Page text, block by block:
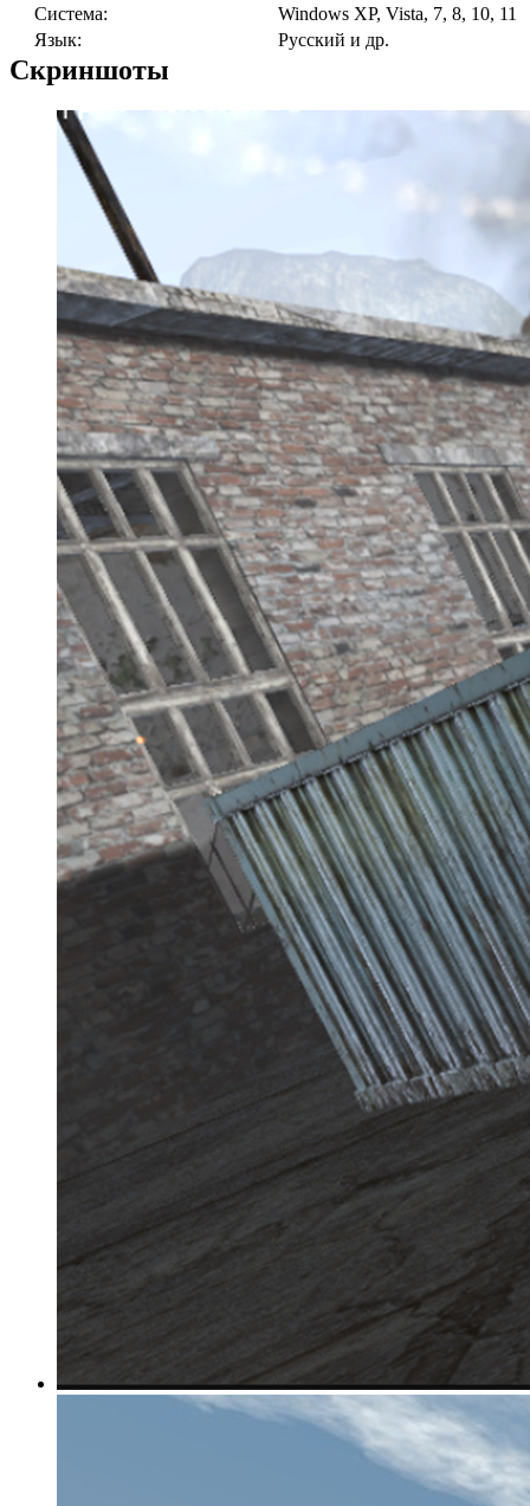
Cистема:
Windows XP, Vista, 7, 8, 10, 11
Язык:
Русский и др.
Скриншоты